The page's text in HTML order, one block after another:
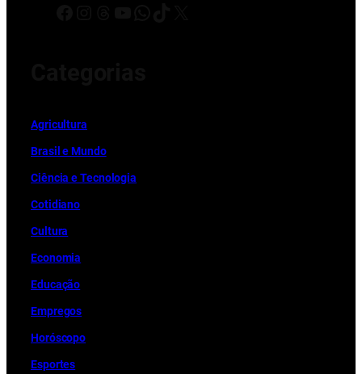
Agricultura
Brasil e Mundo
Ciência e Tecnologia
Cotidiano
Cultura
Economia
Educação
Empregos
Horóscopo
Esportes